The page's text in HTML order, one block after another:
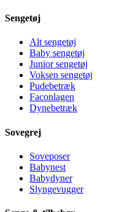
Sengetøj
Alt sengetøj
Baby sengetøj
Junior sengetøj
Voksen sengetøj
Pudebetræk
Faconlagen
Dynebetræk
Sovegrej
Soveposer
Babynest
Babydyner
Slyngevugger